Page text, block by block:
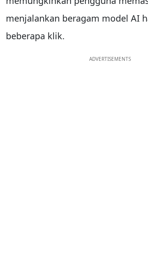
menjalankan beragam model AI
beberapa klik.
ADVERTISEMENTS